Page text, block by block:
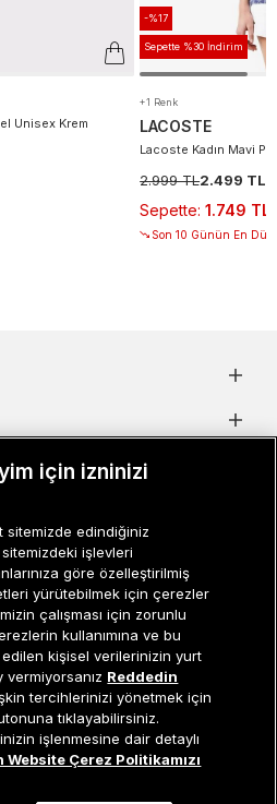
Ekle
Unisex Krem
-%17
Sepette %30 İndirim
+1 Renk
LACOSTE
Lacoste Kadın Mavi
2.999 TL2.499 TL
Sepette: 1.749 TL
Son 10 Günün En
01 20
markasıdır. © Eren Holding
için izninizi
edindiğiniz
işlevleri
göre özelleştirilmiş
yürütebilmek için çerezler
çalışması için zorunlu
kullanımına ve bu
edilen kişisel verilerinizin yurt
vermiyorsanız Reddedin
tercihlerinizi yönetmek için
tıklayabilirsiniz.
işlenmesine dair detaylı
Website Çerez Politikamızı